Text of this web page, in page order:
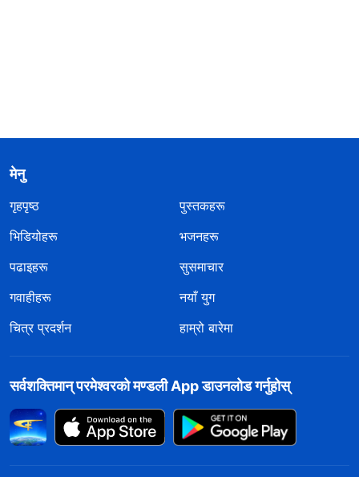
मेनु
गृहपृष्ठ
पुस्तकहरू
भिडियोहरू
भजनहरू
पढाइहरू
सुसमाचार
गवाहीहरू
नयाँ युग
चित्र प्रदर्शन
हाम्रो बारेमा
सर्वशक्तिमान्‌ परमेश्‍वरको मण्डली App डाउनलोड गर्नुहोस्